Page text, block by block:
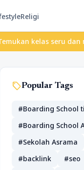
Religi
seru dan materi
sellPopular Tags
#Boarding School
#Boarding School
#Sekolah Asrama
#backlink
#seo